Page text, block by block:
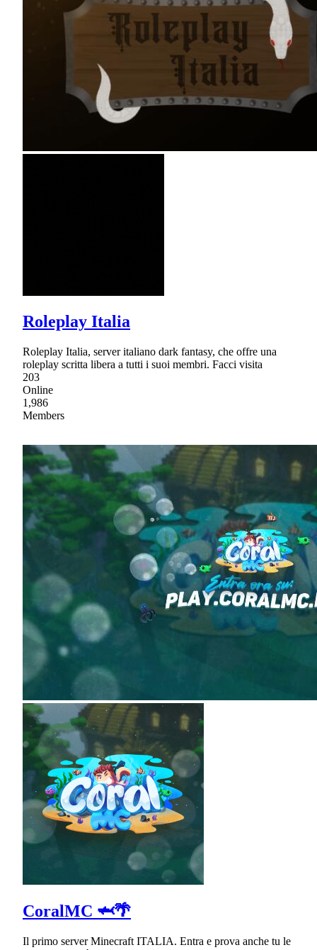
Roleplay Italia
Roleplay Italia, server italiano dark fantasy, che offre una
roleplay scritta libera a tutti i suoi membri. Facci visita
203
Online
1,986
Members
CoralMC 🦈🌴
Il primo server Minecraft ITALIA. Entra e prova anche tu le